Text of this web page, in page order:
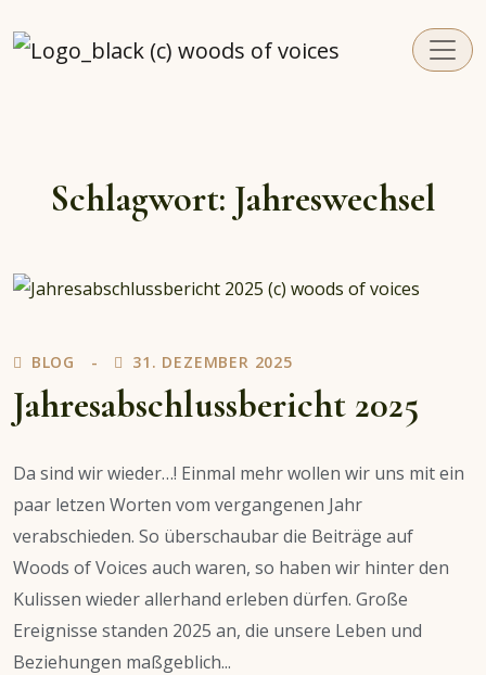
woodsofvoices.de
Schlagwort: Jahreswechsel
BLOG 31. DEZEMBER 2025
Jahresabschlussbericht 2025
Da sind wir wieder…! Einmal mehr wollen wir uns mit ein
paar letzen Worten vom vergangenen Jahr
verabschieden. So überschaubar die Beiträge auf
Woods of Voices auch waren, so haben wir hinter den
Kulissen wieder allerhand erleben dürfen. Große
Ereignisse standen 2025 an, die unsere Leben und
Beziehungen maßgeblich...